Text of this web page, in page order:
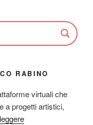
RABINO
virtuali che
a progetti artistici,